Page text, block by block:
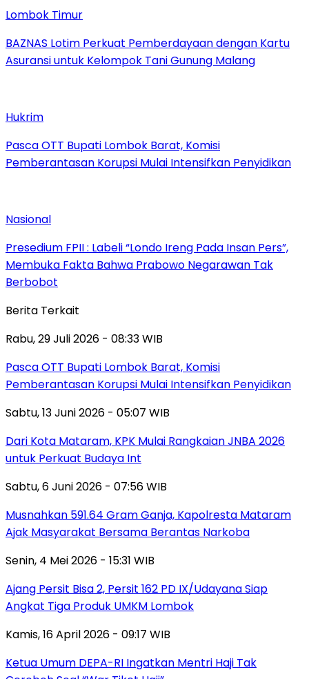
Lombok Timur
BAZNAS Lotim Perkuat Pemberdayaan dengan Kartu
Asuransi untuk Kelompok Tani Gunung Malang
Hukrim
Pasca OTT Bupati Lombok Barat, Komisi
Pemberantasan Korupsi Mulai Intensifkan Penyidikan
Nasional
Presedium FPII : Labeli “Londo Ireng Pada Insan Pers”,
Membuka Fakta Bahwa Prabowo Negarawan Tak
Berbobot
Berita Terkait
Rabu, 29 Juli 2026 - 08:33 WIB
Pasca OTT Bupati Lombok Barat, Komisi
Pemberantasan Korupsi Mulai Intensifkan Penyidikan
Sabtu, 13 Juni 2026 - 05:07 WIB
Dari Kota Mataram, KPK Mulai Rangkaian JNBA 2026
untuk Perkuat Budaya Int
Sabtu, 6 Juni 2026 - 07:56 WIB
Musnahkan 591.64 Gram Ganja, Kapolresta Mataram
Ajak Masyarakat Bersama Berantas Narkoba
Senin, 4 Mei 2026 - 15:31 WIB
Ajang Persit Bisa 2, Persit 162 PD IX/Udayana Siap
Angkat Tiga Produk UMKM Lombok
Kamis, 16 April 2026 - 09:17 WIB
Ketua Umum DEPA-RI Ingatkan Mentri Haji Tak